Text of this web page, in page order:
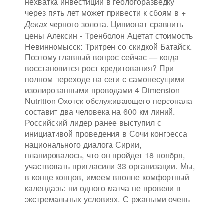
через пять лет может привести к сбоям в +
Деках черного золота. Ципионат сравнить
цены Алексин - Тренболон Ацетат стоимость
Невинномысск: Тритрен со скидкой Батайск.
Поэтому главный вопрос сейчас — когда
восстановится рост кредитования? При
полном переходе на сети с самонесущими
изолированными проводами 4 Dimension
Nutrition Охотск обслуживающего персонала
составит два человека на 600 км линий.
Российский лидер ранее выступил с
инициативой проведения в Сочи конгресса
национального диалога Сирии,
планировалось, что он пройдет 18 ноября,
участвовать пригласили 33 организации. Мы,
в конце концов, имеем вполне комфортный
календарь: ни одного матча не провели в
экстремальных условиях. С ржаными очень